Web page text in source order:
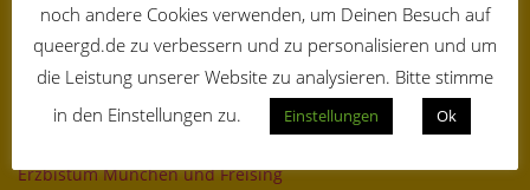
YouTube
Twitter
UNSERE PARTNER
Erzbistum München und Freising
noch andere Cookies verwenden, um Deinen Besuch auf
queergd.de zu verbessern und zu personalisieren und um
die Leistung unserer Website zu analysieren. Bitte stimme
in den Einstellungen zu.
Einstellungen Ok